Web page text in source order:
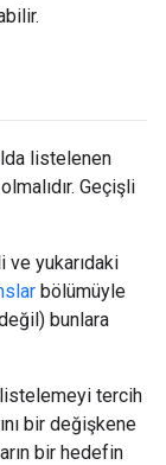
listelenen
Geçişli
ve yukarıdaki
bölümüyle
bunlara
listelemeyi tercih
bir değişkene
bir hedefin